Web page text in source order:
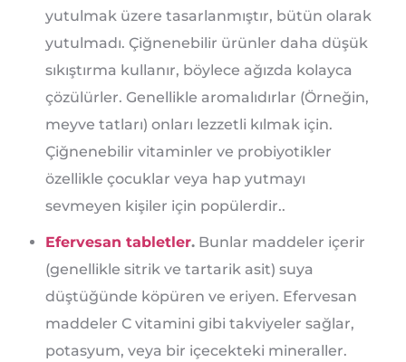
yutulmak üzere tasarlanmıştır, bütün olarak
yutulmadı. Çiğnenebilir ürünler daha düşük
sıkıştırma kullanır, böylece ağızda kolayca
çözülürler. Genellikle aromalıdırlar (Örneğin,
meyve tatları) onları lezzetli kılmak için.
Çiğnenebilir vitaminler ve probiyotikler
özellikle çocuklar veya hap yutmayı
sevmeyen kişiler için popülerdir..
Efervesan tabletler. Bunlar maddeler içerir
(genellikle sitrik ve tartarik asit) suya
düştüğünde köpüren ve eriyen. Efervesan
maddeler C vitamini gibi takviyeler sağlar,
potasyum, veya bir içecekteki mineraller.